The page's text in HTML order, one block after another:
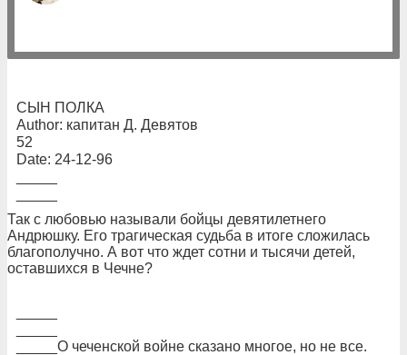
СЫН ПОЛКА
Author: капитан Д. Девятов
52
Date: 24-12-96
Так с любовью называли бойцы девятилетнего
Андрюшку. Его трагическая судьба в итоге сложилась
благополучно. А вот что ждет сотни и тысячи детей,
оставшихся в Чечне?
_____О чеченской войне сказано многое, но не все.